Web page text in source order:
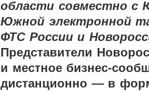
области совместно
Южной электронной
ФТС России и
Представители
и местное бизнес-
дистанционно — в